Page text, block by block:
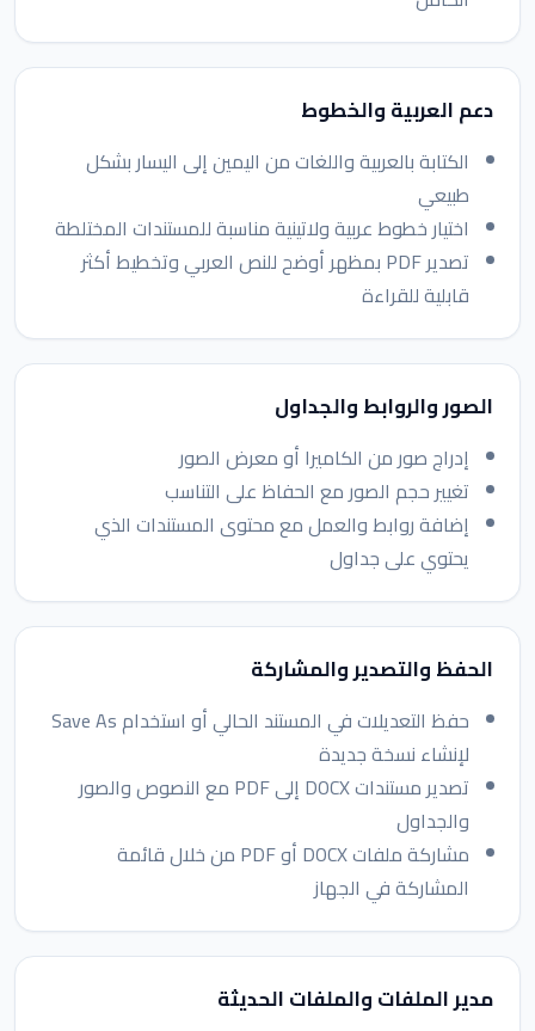
دعم العربية والخطوط
الكتابة بالعربية واللغات من اليمين إلى اليسار بشكل
طبيعي
اختيار خطوط عربية ولاتينية مناسبة للمستندات المختلطة
تصدير PDF بمظهر أوضح للنص العربي وتخطيط أكثر
قابلية للقراءة
الصور والروابط والجداول
إدراج صور من الكاميرا أو معرض الصور
تغيير حجم الصور مع الحفاظ على التناسب
إضافة روابط والعمل مع محتوى المستندات الذي
يحتوي على جداول
الحفظ والتصدير والمشاركة
حفظ التعديلات في المستند الحالي أو استخدام Save As
لإنشاء نسخة جديدة
تصدير مستندات DOCX إلى PDF مع النصوص والصور
والجداول
مشاركة ملفات DOCX أو PDF من خلال قائمة
المشاركة في الجهاز
مدير الملفات والملفات الحديثة